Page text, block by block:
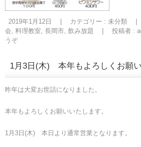
2019年1月12日 カテゴリー : 未分類
会, 料理教室, 長岡市, 飲み放題 投稿者 :
うぞ
1月3日(木) 本年もよろしくお願い
昨年は大変お世話になりました。
本年もよろしくお願いいたします。
1月3日(木) 本日より通常営業となります。